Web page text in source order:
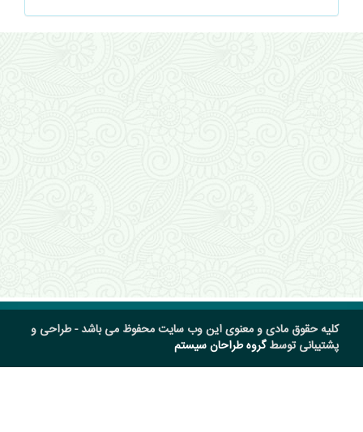
کلیه حقوق مادی و معنوی این وب سایت محفوظ می باشد - طراحی و
پشتیبانی توسطگروه طراحان سیستم